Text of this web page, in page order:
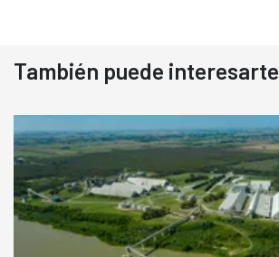
También puede interesarte